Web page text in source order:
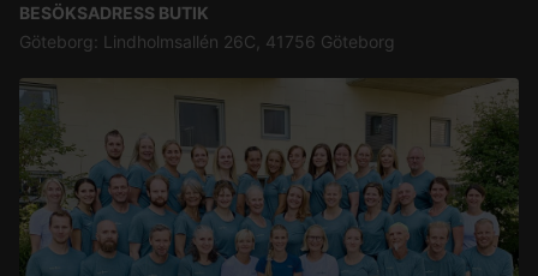
BESÖKSADRESS BUTIK
Göteborg: Lindholmsallén 26C, 41756 Göteborg